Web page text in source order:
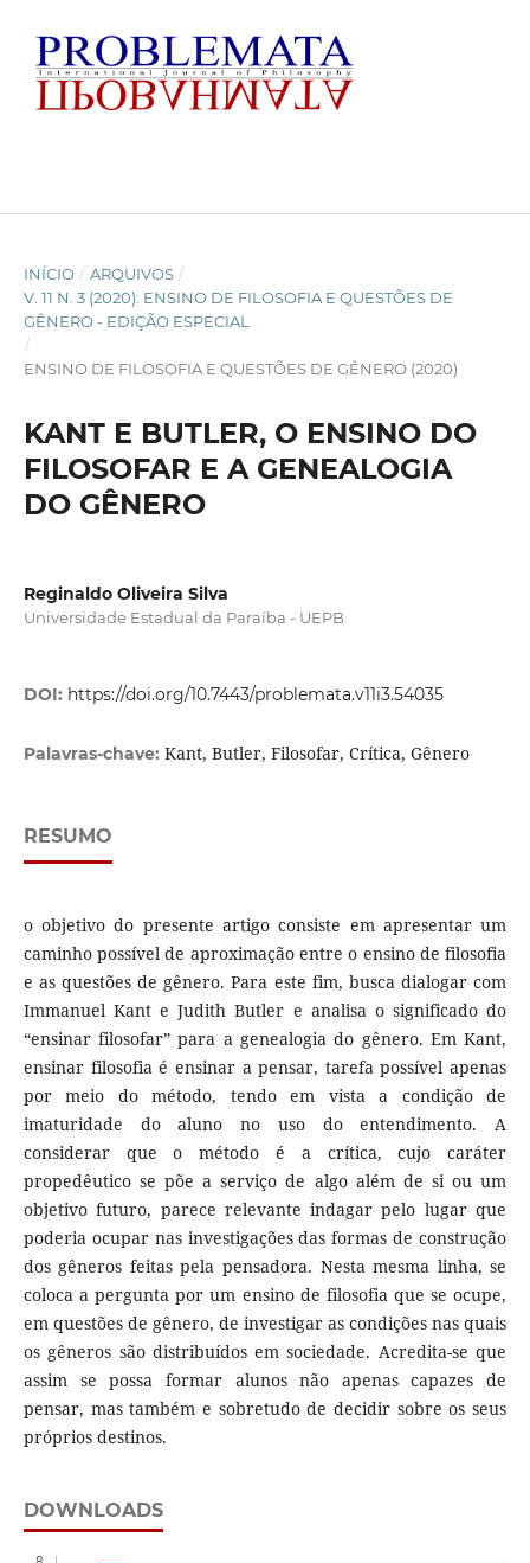
INÍCIO / ARQUIVOS /
V. 11 N. 3 (2020): ENSINO DE FILOSOFIA E QUESTÕES DE
GÊNERO - EDIÇÃO ESPECIAL
/
ENSINO DE FILOSOFIA E QUESTÕES DE GÊNERO (2020)
KANT E BUTLER, O ENSINO DO
FILOSOFAR E A GENEALOGIA
DO GÊNERO
Reginaldo Oliveira Silva
Universidade Estadual da Paraíba - UEPB
DOI: https://doi.org/10.7443/problemata.v11i3.54035
Palavras-chave: Kant, Butler, Filosofar, Crítica, Gênero
RESUMO
o objetivo do presente artigo consiste em apresentar um
caminho possível de aproximação entre o ensino de filosofia
e as questões de gênero. Para este fim, busca dialogar com
Immanuel Kant e Judith Butler e analisa o significado do
“ensinar filosofar” para a genealogia do gênero. Em Kant,
ensinar filosofia é ensinar a pensar, tarefa possível apenas
por meio do método, tendo em vista a condição de
imaturidade do aluno no uso do entendimento. A
considerar que o método é a crítica, cujo caráter
propedêutico se põe a serviço de algo além de si ou um
objetivo futuro, parece relevante indagar pelo lugar que
poderia ocupar nas investigações das formas de construção
dos gêneros feitas pela pensadora. Nesta mesma linha, se
coloca a pergunta por um ensino de filosofia que se ocupe,
em questões de gênero, de investigar as condições nas quais
os gêneros são distribuídos em sociedade. Acredita-se que
assim se possa formar alunos não apenas capazes de
pensar, mas também e sobretudo de decidir sobre os seus
próprios destinos.
DOWNLOADS